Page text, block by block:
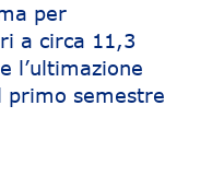
per
a circa 11,3
l’ultimazione
primo semestre